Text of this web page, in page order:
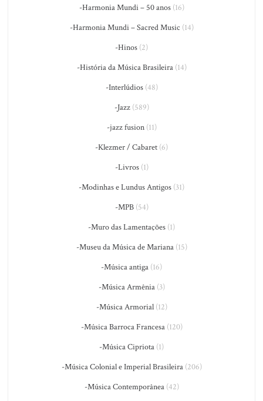
-Harmonia Mundi – 50 anos(16)
-Harmonia Mundi – Sacred Music (14)
-Hinos (2)
-História da Música Brasileira(14)
-Interlúdios(48)
-Jazz(589)
-jazz fusion(11)
-Klezmer / Cabaret (6)
-Livros(1)
-Modinhas e Lundus Antigos (31)
-MPB(54)
-Muro das Lamentações (1)
-Museu da Música de Mariana(15)
-Música antiga (16)
-Música Armênia(3)
-Música Armorial(12)
-Música Barroca Francesa(120)
-Música Cipriota (1)
-Música Colonial e Imperial Brasileira(206)
-Música Contemporânea(42)